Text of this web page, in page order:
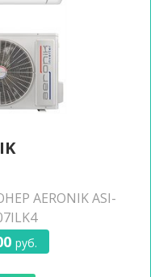
AERONIK ASI-
руб.